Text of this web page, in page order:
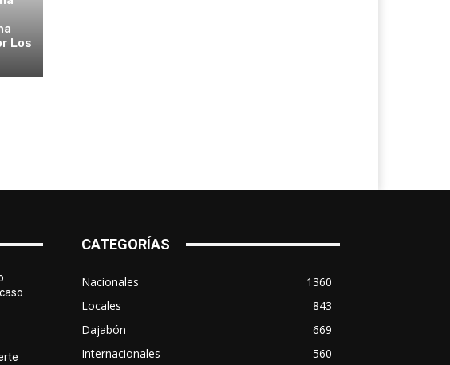
Los
CATEGORÍAS
Nacionales
1360
Locales
843
Dajabón
669
Internacionales
560